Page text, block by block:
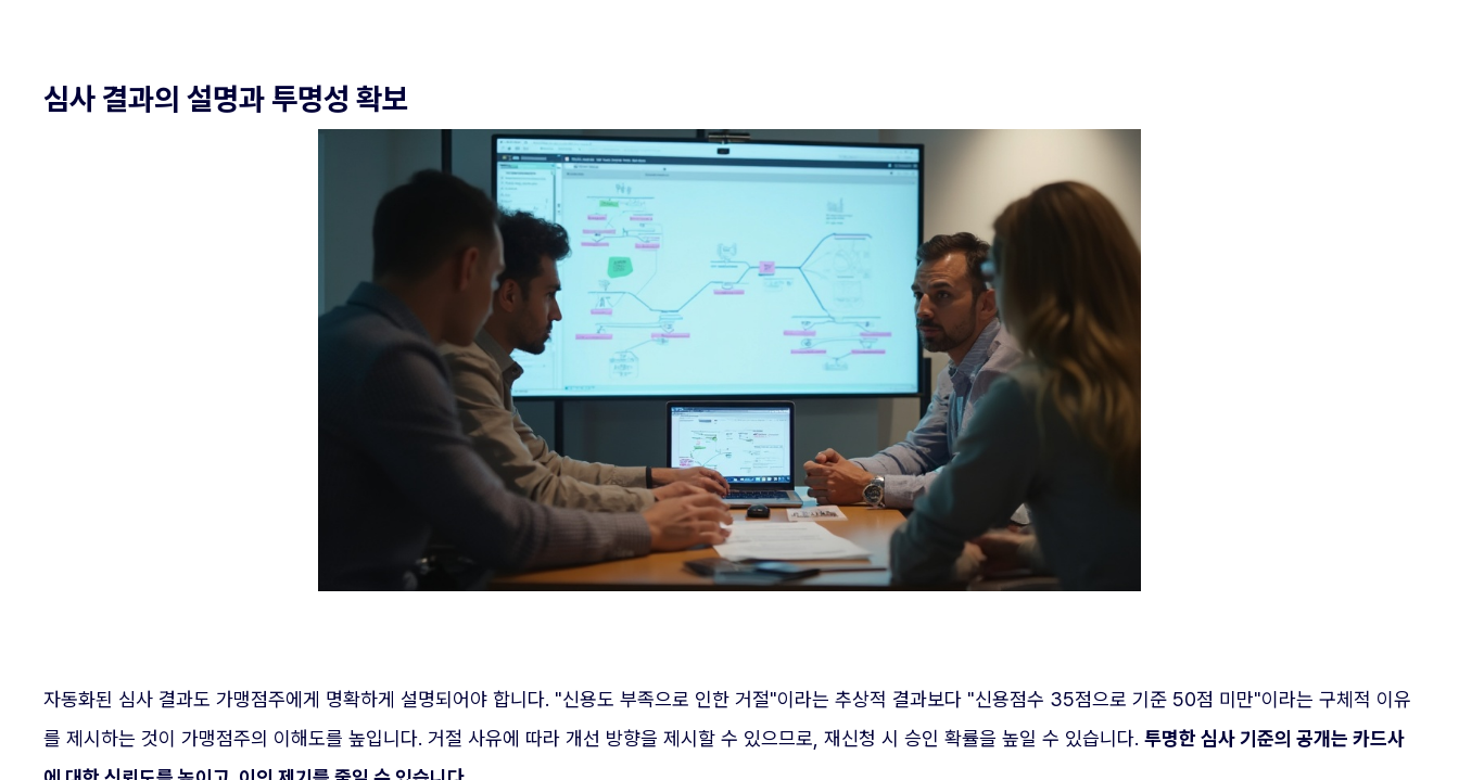
심사 결과의 설명과 투명성 확보
자동화된 심사 결과도 가맹점주에게 명확하게 설명되어야 합니다. "신용도 부족으로 인한 거절"이라는 추상적 결과보다 "신용점수 35점으로 기준 50점 미만"이라는 구체적 이유
를 제시하는 것이 가맹점주의 이해도를 높입니다. 거절 사유에 따라 개선 방향을 제시할 수 있으므로, 재신청 시 승인 확률을 높일 수 있습니다. 투명한 심사 기준의 공개는 카드사